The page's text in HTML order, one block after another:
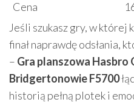
Cena
Jeśli szukasz gry, w której
finał naprawdę odsłania,
– Gra planszowa Hasbro
Bridgertonowie F5700
historią pełną plotek i